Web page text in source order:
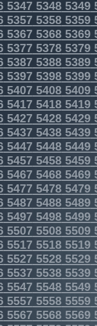
534753485349
535753585359
536753685369
537753785379
538753885389
539753985399
540754085409
541754185419
542754285429
543754385439
544754485449
545754585459
546754685469
5477 54785479
5487 54885489
5497 54985499
5507 55085509
5517 55185519
552755285529
5537 55385539
5547 55485549
5557 55585559
5567 55685569